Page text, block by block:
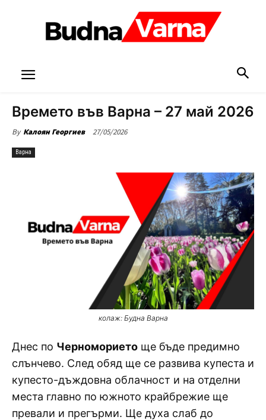
Времето във Варна – 27 май 2026
By Калоян Георгиев 27/05/2026
Варна
колаж: Будна Варна
Днес по Черноморието ще бъде предимно
слънчево. След обяд ще се развива купеста и
купесто-дъждовна облачност и на отделни
места главно по южното крайбрежие ще
превали и прегърми. Ще духа слаб до